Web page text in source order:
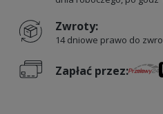
Zwroty:
14 dniowe prawo do
Zapłać przez: